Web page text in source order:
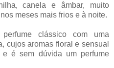
canela e âmbar, muito
meses mais frios e à noite.
clássico com uma
cujos aromas floral e sensual
é sem dúvida um perfume